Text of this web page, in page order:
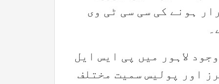
فرار ہونے کی سی سی ٹی وی
لاہور میں پی ایس ایل
اور پولیس سمیت مختلف